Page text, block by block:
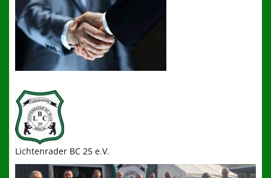
Fußball-Feriencamp des LBC
Presse und Infos
Links
650 Jahre Lichtenrade
100 Jahre LBC
wir brauchen Dich!!!
Mitgliederbereich
Lichtenrader BC 25 e.V.